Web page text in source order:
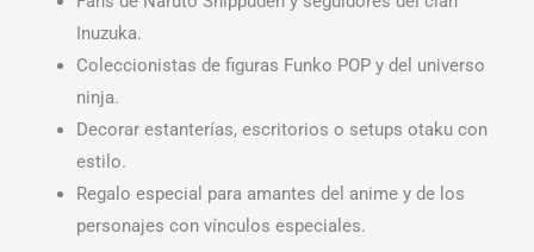
Inuzuka.
Coleccionistas de figuras Funko POP y del universo
ninja.
Decorar estanterías, escritorios o setups otaku con
estilo.
Regalo especial para amantes del anime y de los
personajes con vínculos especiales.